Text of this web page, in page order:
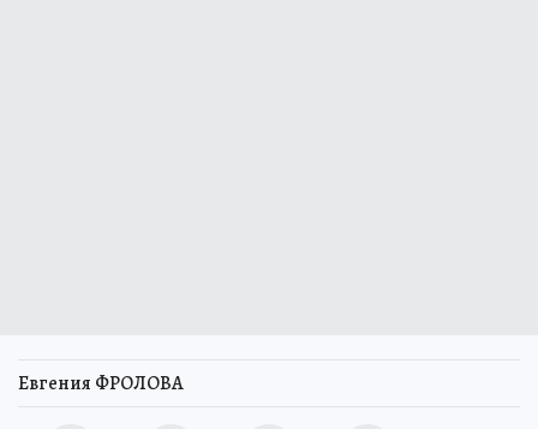
Евгения ФРОЛОВА